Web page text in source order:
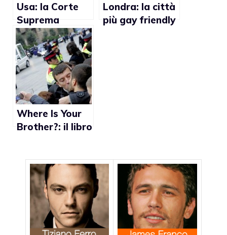
Usa: la Corte
Suprema
approva le
proteste
omofobe ai
funerali di
militari
Londra: la città
più gay friendly
Where Is Your
Brother?: il libro
dall’omosessual